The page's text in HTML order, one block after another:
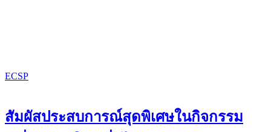
ECSP
สัมผัสประสบการณ์สุดพิเศษในกิจกรรม